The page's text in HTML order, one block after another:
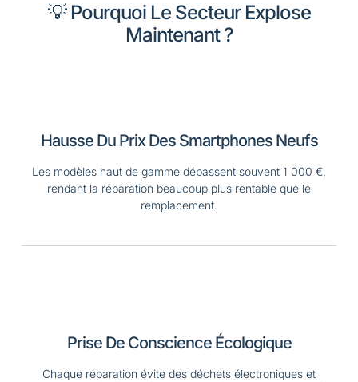
💡 Pourquoi Le Secteur Explose
Maintenant ?​
Hausse Du Prix Des Smartphones Neufs​
Les modèles haut de gamme dépassent souvent 1 000 €,
rendant la réparation beaucoup plus rentable que le
remplacement.
Prise De Conscience Écologique
Chaque réparation évite des déchets électroniques et